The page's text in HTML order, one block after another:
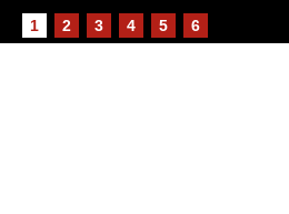
1 2 3 4 5 6